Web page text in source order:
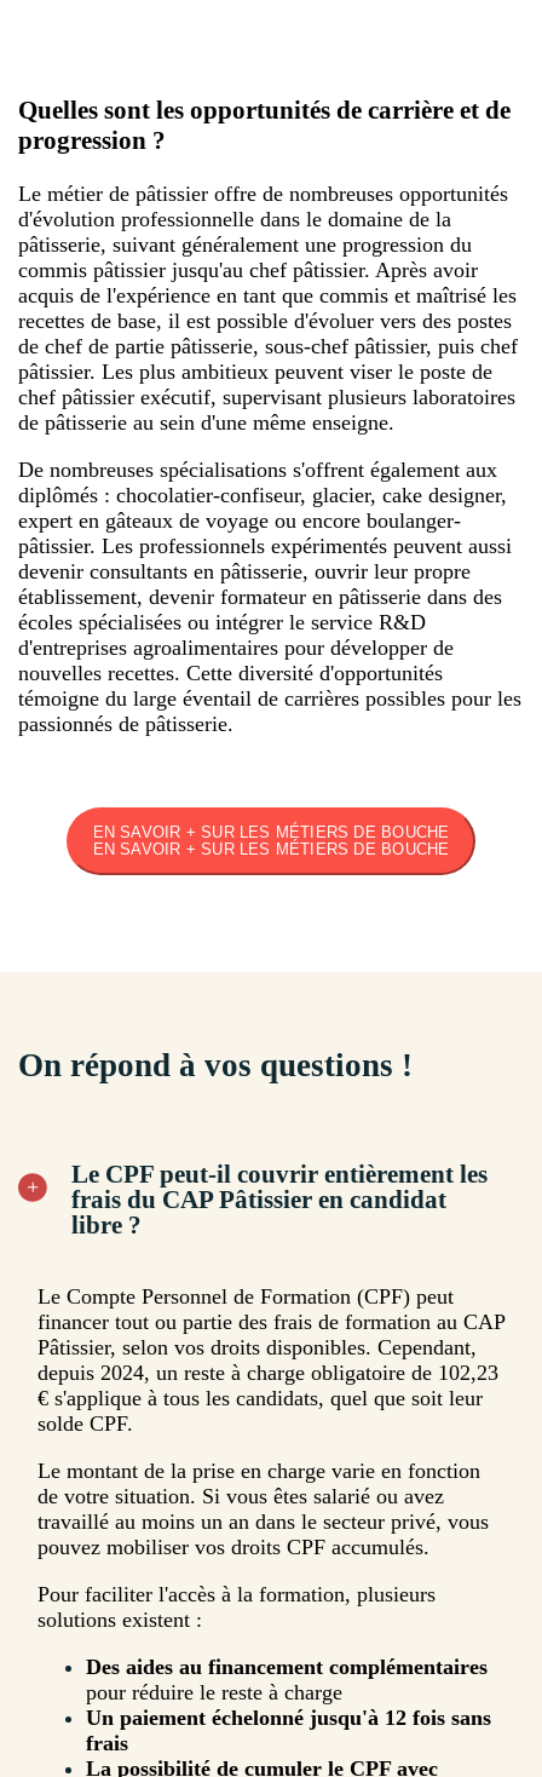
Quelles sont les opportunités de carrière et de
progression ?
Le métier de pâtissier offre de nombreuses opportunités
d'évolution professionnelle dans le domaine de la
pâtisserie, suivant généralement une progression du
commis pâtissier jusqu'au chef pâtissier. Après avoir
acquis de l'expérience en tant que commis et maîtrisé les
recettes de base, il est possible d'évoluer vers des postes
de chef de partie pâtisserie, sous-chef pâtissier, puis chef
pâtissier. Les plus ambitieux peuvent viser le poste de
chef pâtissier exécutif, supervisant plusieurs laboratoires
de pâtisserie au sein d'une même enseigne.
De nombreuses spécialisations s'offrent également aux
diplômés : chocolatier-confiseur, glacier, cake designer,
expert en gâteaux de voyage ou encore boulanger-
pâtissier. Les professionnels expérimentés peuvent aussi
devenir consultants en pâtisserie, ouvrir leur propre
établissement, devenir formateur en pâtisserie dans des
écoles spécialisées ou intégrer le service R&D
d'entreprises agroalimentaires pour développer de
nouvelles recettes. Cette diversité d'opportunités
témoigne du large éventail de carrières possibles pour les
passionnés de pâtisserie.
EN SAVOIR + SUR LES MÉTIERS DE BOUCHE
EN SAVOIR + SUR LES MÉTIERS DE BOUCHE
On répond à vos questions !
Le CPF peut-il couvrir entièrement les
frais du CAP Pâtissier en candidat
libre ?
Le Compte Personnel de Formation (CPF) peut
financer tout ou partie des frais de formation au CAP
Pâtissier, selon vos droits disponibles. Cependant,
depuis 2024, un reste à charge obligatoire de 102,23
€ s'applique à tous les candidats, quel que soit leur
solde CPF.
Le montant de la prise en charge varie en fonction
de votre situation. Si vous êtes salarié ou avez
travaillé au moins un an dans le secteur privé, vous
pouvez mobiliser vos droits CPF accumulés.
Pour faciliter l'accès à la formation, plusieurs
solutions existent :
Des aides au financement complémentaires
pour réduire le reste à charge
Un paiement échelonné jusqu'à 12 fois sans
frais
La possibilité de cumuler le CPF avec